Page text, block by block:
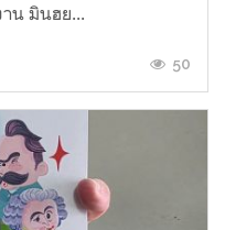
น มินฮย...
50